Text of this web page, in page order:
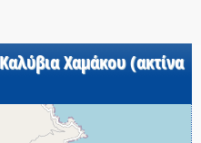
Χαμάκου (ακτίνα